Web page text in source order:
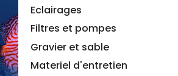
Eclairages
Filtres et pompes
Gravier et sable
Materiel d'entretien